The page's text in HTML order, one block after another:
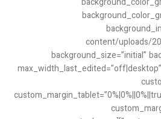
content/uploads/
background_size=”initial”